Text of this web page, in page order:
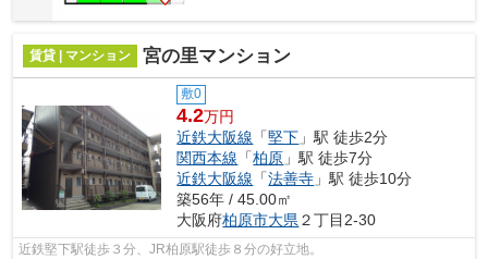
賃貸 | マンション 宮の里マンション
敷0
4.2万円
近鉄大阪線 「堅下 」駅 徒歩2分
関西本線 「柏原 」駅 徒歩7分
近鉄大阪線 「法善寺 」駅 徒歩10分
築56年 / 45.00㎡
大阪府柏原市大県 ２丁目2-30
近鉄堅下駅徒歩３分、JR柏原駅徒歩８分の好立地。